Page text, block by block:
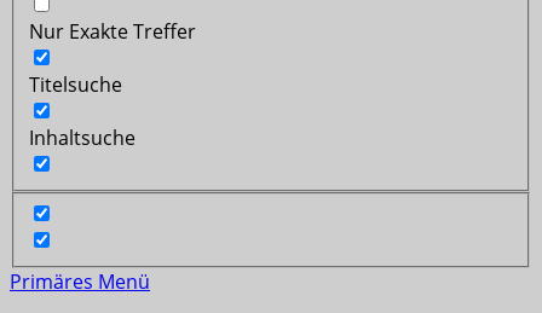
Nur Exakte Treffer
Titelsuche
Inhaltsuche
Primäres Menü